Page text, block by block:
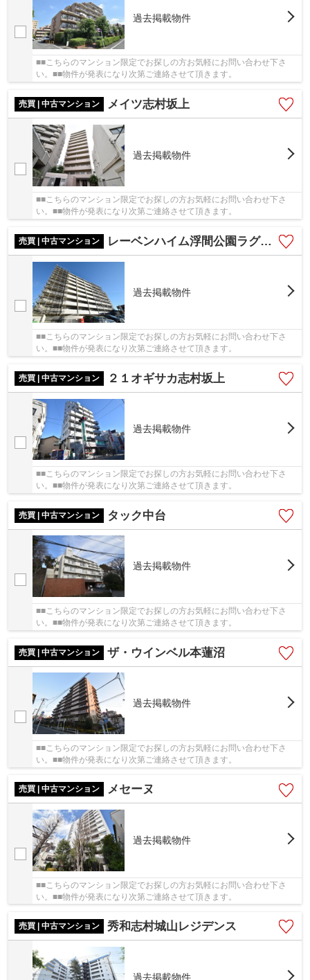
過去掲載物件
■■こちらのマンション限定でお探しの方お気軽にお問い合わせ下さ
い。■■物件が発表になり次第ご連絡させて頂きます。
売買 | 中古マンション メイツ志村坂上
過去掲載物件
■■こちらのマンション限定でお探しの方お気軽にお問い合わせ下さ
い。■■物件が発表になり次第ご連絡させて頂きます。
売買 | 中古マンション レーベンハイム浮間公園ラグパス
過去掲載物件
■■こちらのマンション限定でお探しの方お気軽にお問い合わせ下さ
い。■■物件が発表になり次第ご連絡させて頂きます。
売買 | 中古マンション ２１オギサカ志村坂上
過去掲載物件
■■こちらのマンション限定でお探しの方お気軽にお問い合わせ下さ
い。■■物件が発表になり次第ご連絡させて頂きます。
売買 | 中古マンション タック中台
過去掲載物件
■■こちらのマンション限定でお探しの方お気軽にお問い合わせ下さ
い。■■物件が発表になり次第ご連絡させて頂きます。
売買 | 中古マンション ザ・ウインベル本蓮沼
過去掲載物件
■■こちらのマンション限定でお探しの方お気軽にお問い合わせ下さ
い。■■物件が発表になり次第ご連絡させて頂きます。
売買 | 中古マンション メセーヌ
過去掲載物件
■■こちらのマンション限定でお探しの方お気軽にお問い合わせ下さ
い。■■物件が発表になり次第ご連絡させて頂きます。
売買 | 中古マンション 秀和志村城山レジデンス
過去掲載物件